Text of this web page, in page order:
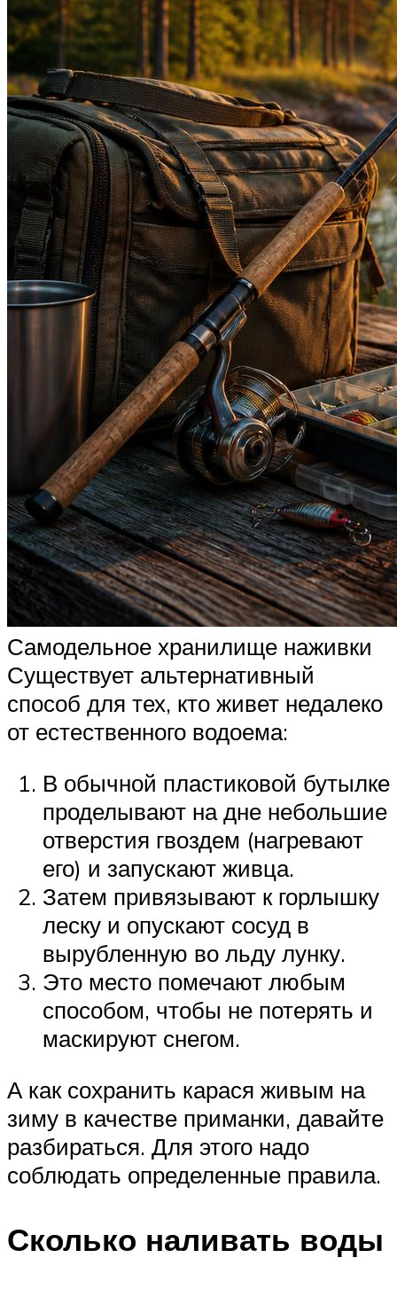
Самодельное хранилище наживки
Существует альтернативный
способ для тех, кто живет недалеко
от естественного водоема:
В обычной пластиковой бутылке
проделывают на дне небольшие
отверстия гвоздем (нагревают
его) и запускают живца.
Затем привязывают к горлышку
леску и опускают сосуд в
вырубленную во льду лунку.
Это место помечают любым
способом, чтобы не потерять и
маскируют снегом.
А как сохранить карася живым на
зиму в качестве приманки, давайте
разбираться. Для этого надо
соблюдать определенные правила.
Сколько наливать воды